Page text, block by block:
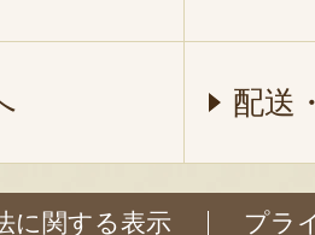
配送
に関する表示 プラ